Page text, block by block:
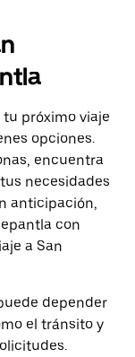
tu próximo viaje
opciones.
encuentra
necesidades
anticipación,
con
a San
depender
el tránsito y